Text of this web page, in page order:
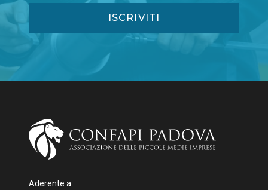
Aderente a: